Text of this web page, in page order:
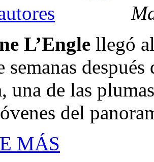
L’Engle llegó
semanas
una de las
del
MÁS